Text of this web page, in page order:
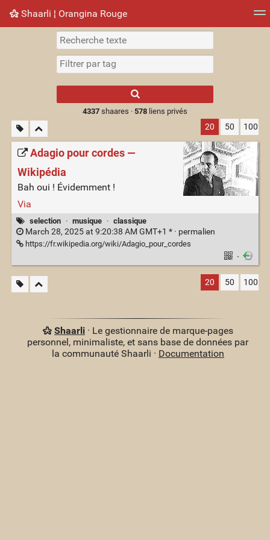
Shaarli ¦ Orangina Rouge
Nuage de tags Mur d'images
results.
4337shaares · 578liens privés
20 50 100
Adagio pour cordes —
Wikipédia
Bah oui ! Évidemment !
Via
selection · musique · classique
March 28, 2025 at 9:20:38 AM GMT+1 * · permalien
https://fr.wikipedia.org/wiki/Adagio_pour_cordes
·
20 50 100
Shaarli· Le gestionnaire de marque-pages
personnel, minimaliste, et sans base de données par
la communauté Shaarli · Documentation